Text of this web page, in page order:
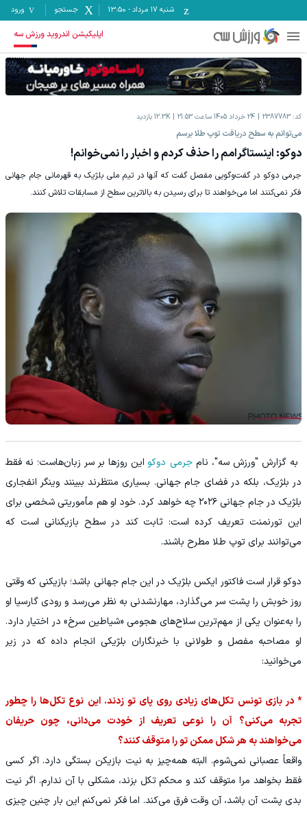
شنبه ۱۷ مرداد -
13:50 جستجو ورود
اپلیکیشن اندروید ورزش سه
کد: 2387783 24 خرداد 1405 ساعت 21:53 12.3K بازدید
می‌توانم به سطح دریافت توپ طلا برسم
دوکو: اینستاگرامم را حذف کردم و اخبار را نمی‌خوانم!
جرمی دوکو در گفت‌وگویی مفصل گفت که آنها در تیم ملی بلژیک به قهرمانی جام جهانی
فکر نمی‌کنند اما می‌خواهند تا برای رسیدن به بالاترین سطح از مسابقات تلاش کنند.
به گزارش "ورزش سه"، نامجرمی دوکو این روزها بر سر زبان‌هاست؛ نه فقط
در بلژیک، بلکه در فضای جام جهانی. بسیاری منتظرند ببینند وینگر انفجاری
بلژیک در جام جهانی ۲۰۲۶ چه خواهد کرد. خود او هم مأموریتی شخصی برای
این تورنمنت تعریف کرده است: ثابت کند در سطح بازیکنانی است که
می‌توانند برای توپ طلا مطرح باشند.
دوکو قرار است فاکتور ایکس بلژیک در این جام جهانی باشد؛ بازیکنی که وقتی
روز خوبش را پشت سر می‌گذارد، مهارنشدنی به نظر می‌رسد و رودی گارسیا او
را به‌عنوان یکی از مهم‌ترین سلاح‌های هجومی «شیاطین سرخ» در اختیار دارد.
او مصاحبه مفصل و طولانی با خبرنگاران بلژیکی انجام داده که در زیر
می‌خوانید:
* در بازی تونس تکل‌های زیادی روی پای تو زدند. این نوع تکل‌ها را چطور
تجربه می‌کنی؟ آن را نوعی تعریف از خودت می‌دانی، چون حریفان
می‌خواهند به هر شکل ممکن تو را متوقف کنند؟
واقعاً عصبانی نمی‌شوم. البته همه‌چیز به نیت بازیکن بستگی دارد. اگر کسی
فقط بخواهد مرا متوقف کند و محکم تکل بزند، مشکلی با آن ندارم. اگر نیت
بدی پشت آن باشد، آن وقت فرق می‌کند. اما فکر نمی‌کنم این بار چنین چیزی